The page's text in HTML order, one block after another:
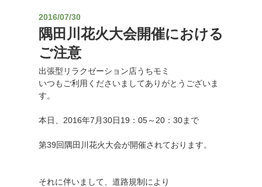
2016/07/30
隅田川花火大会開催における
ご注意
出張型リラクゼーション店うちモミ
いつもご利用くださいましてありがとうございま
す。
本日、2016年7月30日19：05～20：30まで
第39回隅田川花火大会が開催されております。
それに伴いまして、道路規制により